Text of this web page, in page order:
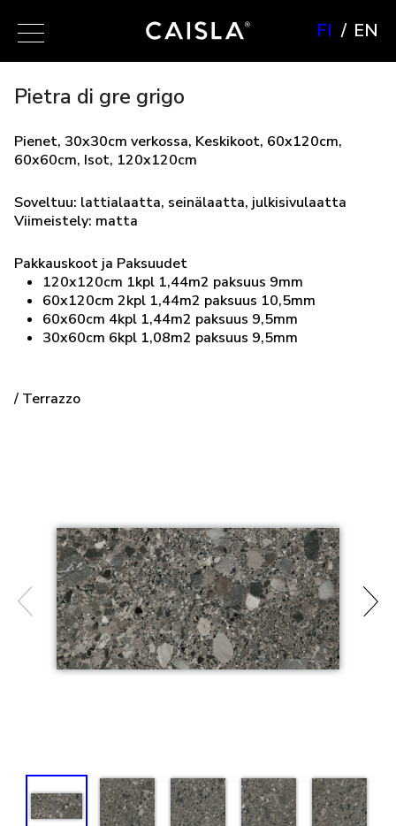
FI EN
Pietra di gre grigo
Pienet, 30x30cm verkossa, Keskikoot, 60x120cm,
60x60cm, Isot, 120x120cm
Soveltuu: lattialaatta, seinälaatta, julkisivulaatta
Viimeistely: matta
Pakkauskoot ja Paksuudet
120x120cm 1kpl 1,44m2 paksuus 9mm
60x120cm 2kpl 1,44m2 paksuus 10,5mm
60x60cm 4kpl 1,44m2 paksuus 9,5mm
30x60cm 6kpl 1,08m2 paksuus 9,5mm
/ Terrazzo